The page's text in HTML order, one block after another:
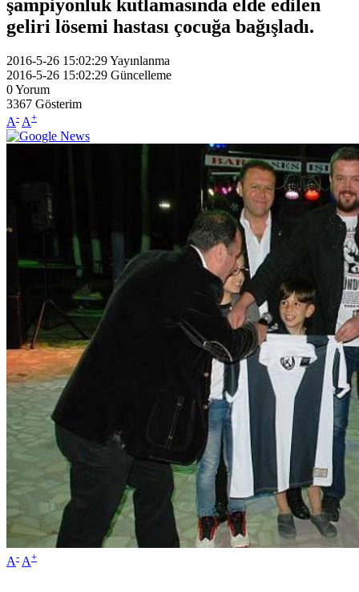
şampiyonluk kutlamasında elde edilen
geliri lösemi hastası çocuğa bağışladı.
2016-5-26 15:02:29Yayınlanma
2016-5-26 15:02:29 Güncelleme
0Yorum
3367 Gösterim
A- A+
A- A+